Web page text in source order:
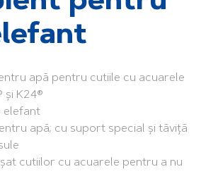
apă pentru cutiile cu acuarele
și K24®
elefant
apă; cu suport special și tăviță
cutiilor cu acuarele pentru a nu